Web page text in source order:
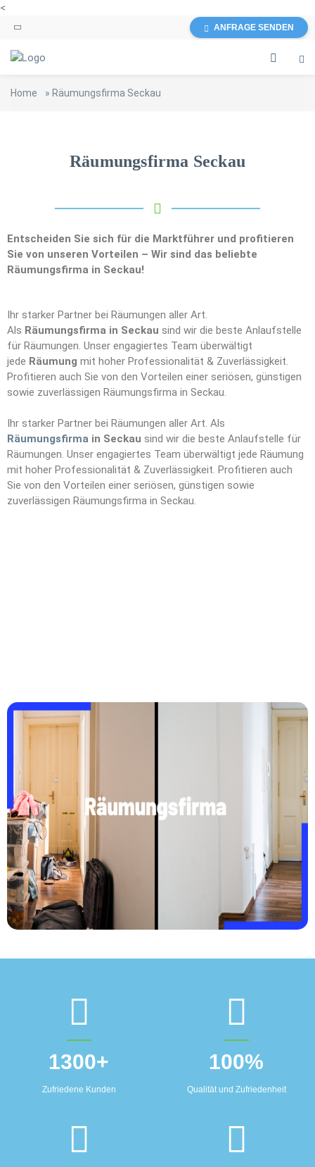
<
ANFRAGE SENDEN
Home » Räumungsfirma Seckau
Räumungsfirma Seckau
Entscheiden Sie sich für die Marktführer und profitieren
Sie von unseren Vorteilen – Wir sind das beliebte
Räumungsfirma in Seckau!
Ihr starker Partner bei Räumungen aller Art.
Als Räumungsfirma in Seckau sind wir die beste Anlaufstelle
für Räumungen. Unser engagiertes Team überwältigt
jede Räumung mit hoher Professionalität & Zuverlässigkeit.
Profitieren auch Sie von den Vorteilen einer seriösen, günstigen
sowie zuverlässigen Räumungsfirma in Seckau.
Ihr starker Partner bei Räumungen aller Art. Als
Räumungsfirma in Seckau sind wir die beste Anlaufstelle für
Räumungen. Unser engagiertes Team überwältigt jede Räumung
mit hoher Professionalität & Zuverlässigkeit. Profitieren auch
Sie von den Vorteilen einer seriösen, günstigen sowie
zuverlässigen Räumungsfirma in Seckau.
1300+
Zufriedene Kunden
100%
Qualität und Zufriedenheit